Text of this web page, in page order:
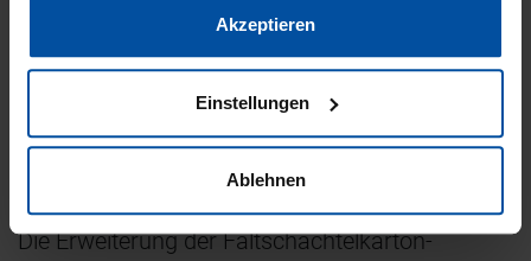
Datenschutzerklärung|Impressum
Akzeptieren
Einstellungen
Ablehnen
Die Maschine produziert Faltschachtelkarton,
der leichtgewichtig ist, ohne dabei an Festigkeit
einzubüßen. Das senkt den Rohstoffverbrauch
und trägt zusätzlich dazu bei, den CO
Fußabdruck von Verpackungen zu verringern.
Die Erweiterung der Faltschachtelkarton-